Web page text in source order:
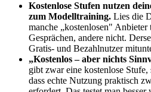
Kostenlose Stufen nutzen
zum Modelltraining. Lies die
manche „kostenlosen" Anbieter
Gesprächen, andere nicht.
Gratis- und Bezahlnutzer
„Kostenlos – aber nichts
gibt zwar eine kostenlose Stufe,
dass echte Nutzung praktisch